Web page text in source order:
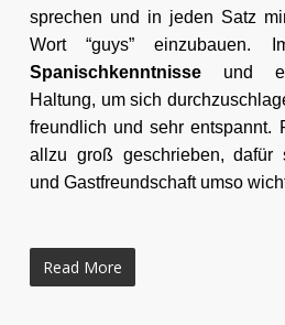
sprechen und in jeden Satz
Wort “guys” einzubauen.
Spanischkenntnisseund
Haltung, um sich
freundlich und sehr entspannt.
allzu groß geschrieben, dafür
und Gastfreundschaft umso
Read More